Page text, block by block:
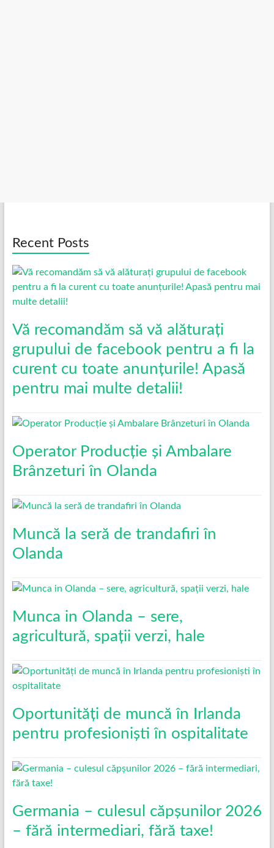
Recent Posts
Vă recomandăm să vă alăturați
grupului de facebook pentru a fi la
curent cu toate anunțurile! Apasă
pentru mai multe detalii!
Operator Producție și Ambalare
Brânzeturi în Olanda
Muncă la seră de trandafiri în
Olanda
Munca in Olanda – sere,
agricultură, spații verzi, hale
Oportunități de muncă în Irlanda
pentru profesioniști în ospitalitate
Germania – culesul căpșunilor 2026
– fără intermediari, fără taxe!